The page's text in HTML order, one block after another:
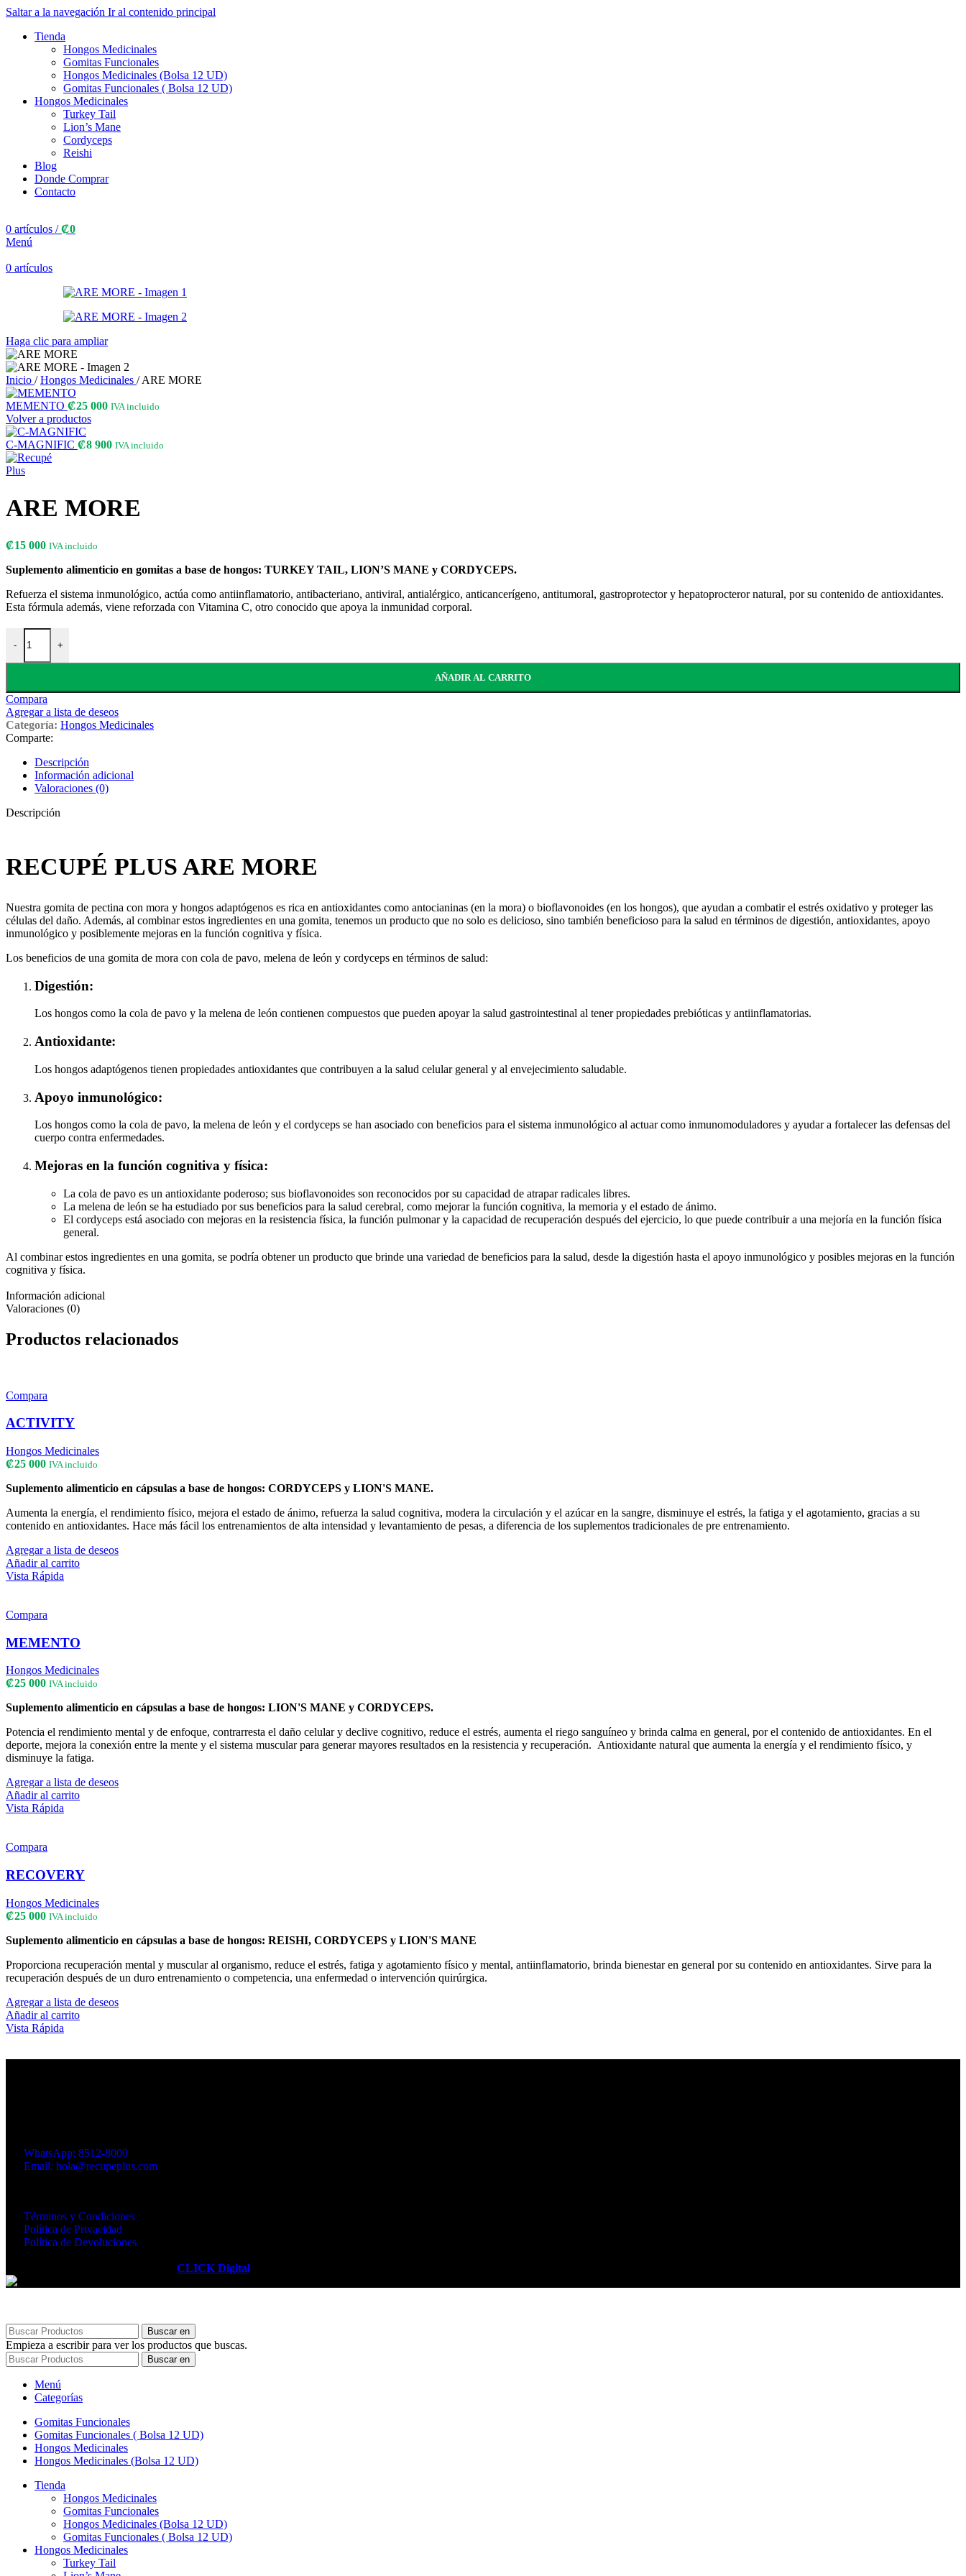
Saltar a la navegación Ir al contenido principal
Tienda
Hongos Medicinales
Gomitas Funcionales
Hongos Medicinales (Bolsa 12 UD)
Gomitas Funcionales ( Bolsa 12 UD)
Hongos Medicinales
Turkey Tail
Lion’s Mane
Cordyceps
Reishi
Blog
Donde Comprar
Contacto
0 artículos / ₡0
Menú
0 artículos
Haga clic para ampliar
Inicio / Hongos Medicinales / ARE MORE
MEMENTO ₡25 000 IVA incluido
Volver a productos
C-MAGNIFIC ₡8 900 IVA incluido
ARE MORE
₡15 000 IVA incluido
Suplemento alimenticio en gomitas a base de hongos: TURKEY TAIL, LION’S MANE y CORDYCEPS.
Refuerza el sistema inmunológico, actúa como antiinflamatorio, antibacteriano, antiviral, antialérgico, anticancerígeno, antitumoral, gastroprotector y hepatoprocteror natural, por su contenido de antioxidantes.
Esta fórmula además, viene reforzada con Vitamina C, otro conocido que apoya la inmunidad corporal.
- +
AÑADIR AL CARRITO
Compara
Agregar a lista de deseos
Categoría: Hongos Medicinales
Comparte:
Descripción
Información adicional
Valoraciones (0)
Descripción
RECUPÉ PLUS ARE MORE
Nuestra gomita de pectina con mora y hongos adaptógenos es rica en antioxidantes como antocianinas (en la mora) o bioflavonoides (en los hongos), que ayudan a combatir el estrés oxidativo y proteger las
células del daño. Además, al combinar estos ingredientes en una gomita, tenemos un producto que no solo es delicioso, sino también beneficioso para la salud en términos de digestión, antioxidantes, apoyo
inmunológico y posiblemente mejoras en la función cognitiva y física.
Los beneficios de una gomita de mora con cola de pavo, melena de león y cordyceps en términos de salud:
Digestión:
Los hongos como la cola de pavo y la melena de león contienen compuestos que pueden apoyar la salud gastrointestinal al tener propiedades prebióticas y antiinflamatorias.
Antioxidante:
Los hongos adaptógenos tienen propiedades antioxidantes que contribuyen a la salud celular general y al envejecimiento saludable.
Apoyo inmunológico:
Los hongos como la cola de pavo, la melena de león y el cordyceps se han asociado con beneficios para el sistema inmunológico al actuar como inmunomoduladores y ayudar a fortalecer las defensas del
cuerpo contra enfermedades.
Mejoras en la función cognitiva y física:
La cola de pavo es un antioxidante poderoso; sus bioflavonoides son reconocidos por su capacidad de atrapar radicales libres.
La melena de león se ha estudiado por sus beneficios para la salud cerebral, como mejorar la función cognitiva, la memoria y el estado de ánimo.
El cordyceps está asociado con mejoras en la resistencia física, la función pulmonar y la capacidad de recuperación después del ejercicio, lo que puede contribuir a una mejoría en la función física
general.
Al combinar estos ingredientes en una gomita, se podría obtener un producto que brinde una variedad de beneficios para la salud, desde la digestión hasta el apoyo inmunológico y posibles mejoras en la función
cognitiva y física.
Información adicional
Valoraciones (0)
Productos relacionados
Compara
ACTIVITY
Hongos Medicinales
₡25 000 IVA incluido
Suplemento alimenticio en cápsulas a base de hongos: CORDYCEPS y LION'S MANE.
Aumenta la energía, el rendimiento físico, mejora el estado de ánimo, refuerza la salud cognitiva, modera la circulación y el azúcar en la sangre, disminuye el estrés, la fatiga y el agotamiento, gracias a su
contenido en antioxidantes. Hace más fácil los entrenamientos de alta intensidad y levantamiento de pesas, a diferencia de los suplementos tradicionales de pre entrenamiento.
Agregar a lista de deseos
Añadir al carrito
Vista Rápida
Compara
MEMENTO
Hongos Medicinales
₡25 000 IVA incluido
Suplemento alimenticio en cápsulas a base de hongos: LION'S MANE y CORDYCEPS.
Potencia el rendimiento mental y de enfoque, contrarresta el daño celular y declive cognitivo, reduce el estrés, aumenta el riego sanguíneo y brinda calma en general, por el contenido de antioxidantes. En el
deporte, mejora la conexión entre la mente y el sistema muscular para generar mayores resultados en la resistencia y recuperación. Antioxidante natural que aumenta la energía y el rendimiento físico, y
disminuye la fatiga.
Agregar a lista de deseos
Añadir al carrito
Vista Rápida
Compara
RECOVERY
Hongos Medicinales
₡25 000 IVA incluido
Suplemento alimenticio en cápsulas a base de hongos: REISHI, CORDYCEPS y LION'S MANE
Proporciona recuperación mental y muscular al organismo, reduce el estrés, fatiga y agotamiento físico y mental, antiinflamatorio, brinda bienestar en general por su contenido en antioxidantes. Sirve para la
recuperación después de un duro entrenamiento o competencia, una enfermedad o intervención quirúrgica.
Agregar a lista de deseos
Añadir al carrito
Vista Rápida
WhatsApp: 8512-8000
Email: hola@recupeplus.com
Términos y Condiciones
Política de Privacidad
Política de Devoluciones
CLICK Digital
Buscar en
Empieza a escribir para ver los productos que buscas.
Buscar en
Menú
Categorías
Gomitas Funcionales
Gomitas Funcionales ( Bolsa 12 UD)
Hongos Medicinales
Hongos Medicinales (Bolsa 12 UD)
Tienda
Hongos Medicinales
Gomitas Funcionales
Hongos Medicinales (Bolsa 12 UD)
Gomitas Funcionales ( Bolsa 12 UD)
Hongos Medicinales
Turkey Tail